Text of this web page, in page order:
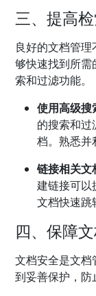
三、提高
良好的文档管
够快速找到所需
索和过滤功能。
使用高级搜
的搜索和过
档。熟悉并
链接相关文
建链接可以
文档快速跳
四、保障
文档安全是文
到妥善保护，防